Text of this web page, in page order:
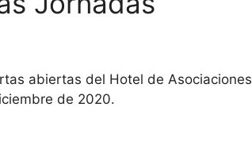
abiertas del Hotel de Asociaciones
de 2020.